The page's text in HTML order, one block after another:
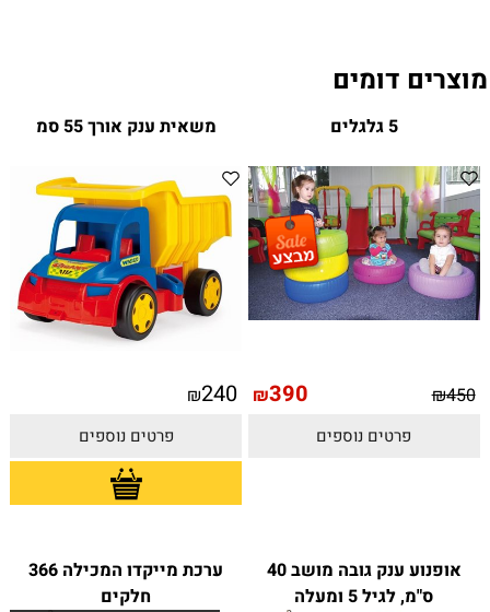
מוצרים דומים
5 גלגלים
₪450
₪390
פרטים נוספים
משאית ענק אורך 55 סמ
₪240
פרטים נוספים
אופנוע ענק גובה מושב 40
ס"מ, לגיל 5 ומעלה
ערכת מייקדו המכילה 366
חלקים